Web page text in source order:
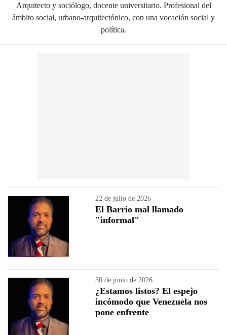
Arquitecto y sociólogo, docente universitario. Profesional del
ámbito social, urbano-arquitectónico, con una vocación social y
política.
22 de julio de 2026
El Barrio mal llamado
"informal"
30 de junio de 2026
¿Estamos listos? El espejo
incómodo que Venezuela nos
pone enfrente